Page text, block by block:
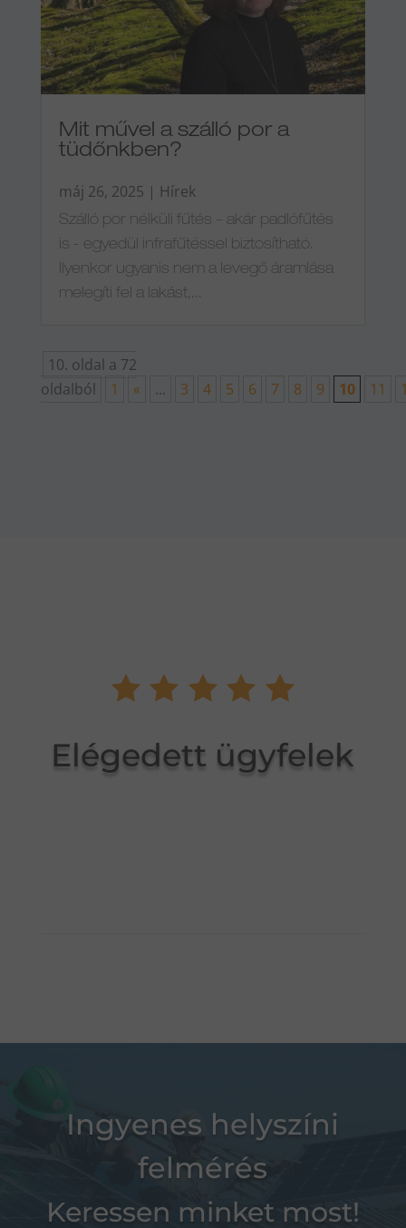
Mit művel a szálló por a
tüdőnkben?
máj 26, 2025 | Hírek
Szálló por nélküli fűtés – akár padlófűtés
is - egyedül infrafűtéssel biztosítható.
Ilyenkor ugyanis nem a levegő áramlása
melegíti fel a lakást,...
10. oldal a 72
oldalból
1 « ... 3 4 5 6 7 8 9 10 11
Elégedett ügyfelek
Ingyenes helyszíni
felmérés
Keressen minket most!